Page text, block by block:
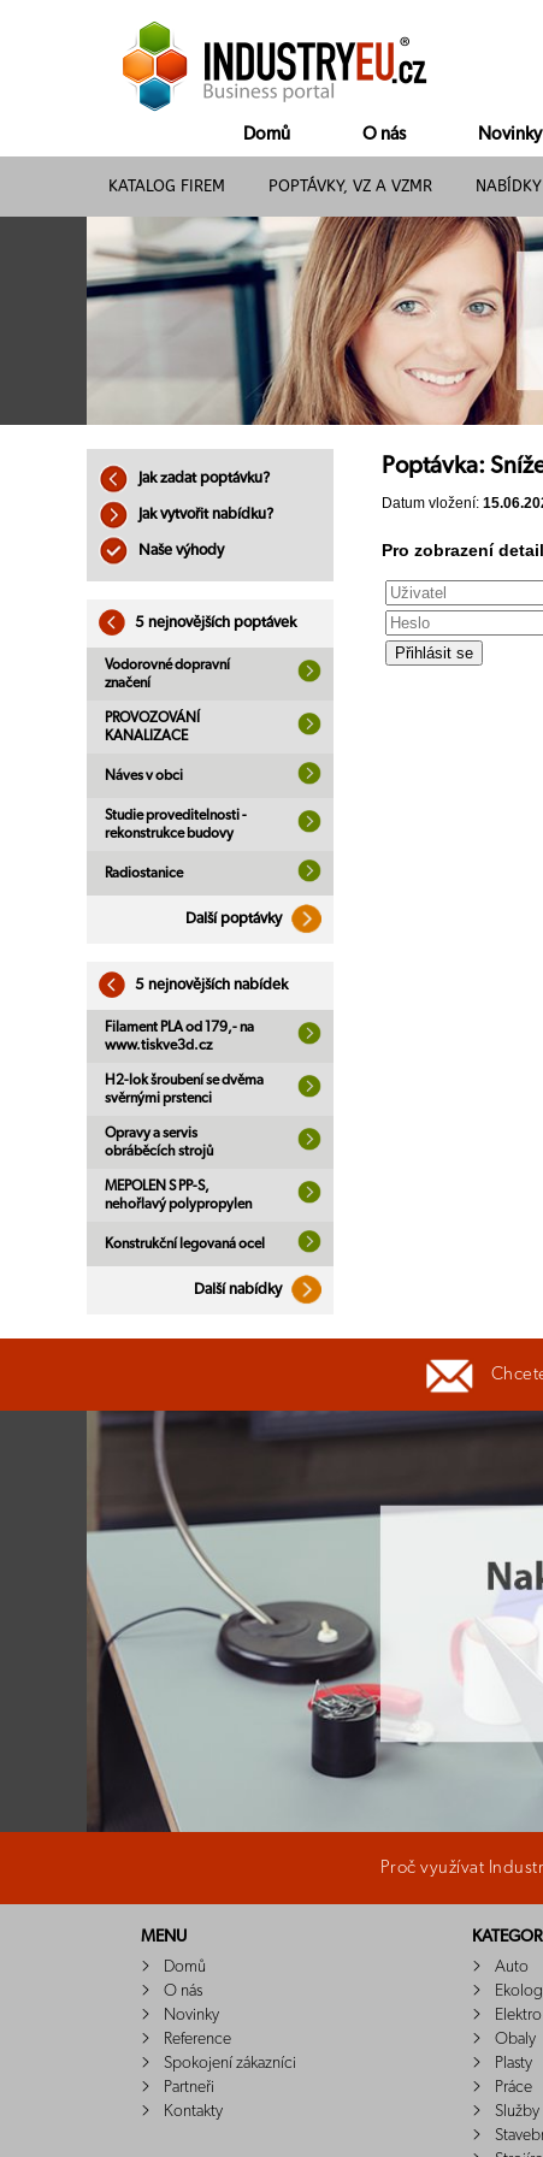
Domů O nás Novinky
KATALOG FIREM POPTÁVKY, VZ A VZMR NABÍDKY
Jak zadat poptávku?
Jak vytvořit nabídku?
Naše výhody
5 nejnovějších poptávek
Vodorovné dopravní
značení
PROVOZOVÁNÍ
KANALIZACE
Náves v obci
Studie proveditelnosti -
rekonstrukce budovy
Radiostanice
Další poptávky
5 nejnovějších nabídek
Filament PLA od 179,- na
www.tiskve3d.cz
H2-lok šroubení se dvěma
svěrnými prstenci
Opravy a servis
obráběcích strojů
MEPOLEN S PP-S,
nehořlavý polypropylen
Konstrukční legovaná ocel
Další nabídky
Poptávka:
Datum vložení:
Pro zobrazení
Proč využívat
MENU
Domů
O nás
Novinky
Reference
Spokojení zákazníci
Partneři
Kontakty
Auto
Elektro
Obaly
Plasty
Práce
Služby